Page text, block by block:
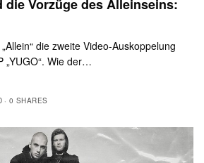
die Vorzüge des Alleinseins:
die zweite Video-Auskoppelung
„YUGO“. Wie der…
0 SHARES